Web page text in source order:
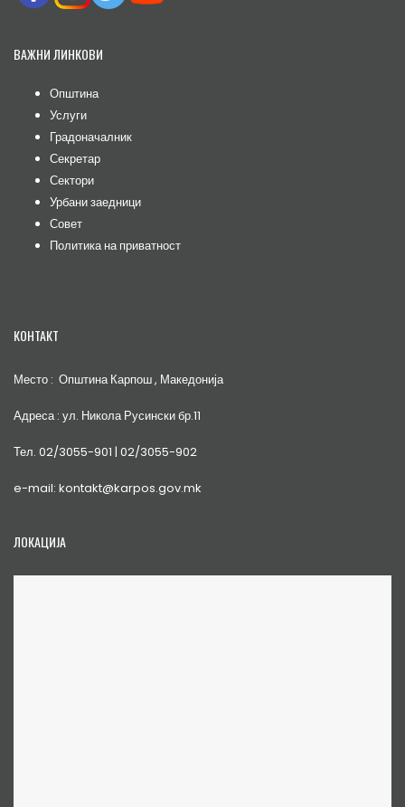
ВАЖНИ ЛИНКОВИ
Општина
Услуги
Градоначалник
Секретар
Сектори
Урбани заедници
Совет
Политика на приватност
КОНТАКТ
Место : Општина Карпош , Македонија
Адреса : ул. Никола Русински бр.11
Тел. 02/3055-901 | 02/3055-902
e-mail: kontakt@karpos.gov.mk
ЛОКАЦИЈА